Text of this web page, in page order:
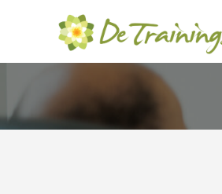
inhoud